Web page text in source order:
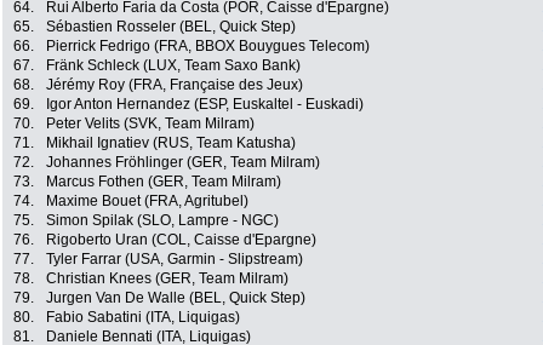
64.
Rui Alberto Faria da Costa (POR, Caisse d'Epargne)
65.
Sébastien Rosseler (BEL, Quick Step)
66.
Pierrick Fedrigo (FRA, BBOX Bouygues Telecom)
67.
Fränk Schleck (LUX, Team Saxo Bank)
68.
Jérémy Roy (FRA, Française des Jeux)
69.
Igor Anton Hernandez (ESP, Euskaltel - Euskadi)
70.
Peter Velits (SVK, Team Milram)
71.
Mikhail Ignatiev (RUS, Team Katusha)
72.
Johannes Fröhlinger (GER, Team Milram)
73.
Marcus Fothen (GER, Team Milram)
74.
Maxime Bouet (FRA, Agritubel)
75.
Simon Spilak (SLO, Lampre - NGC)
76.
Rigoberto Uran (COL, Caisse d'Epargne)
77.
Tyler Farrar (USA, Garmin - Slipstream)
78.
Christian Knees (GER, Team Milram)
79.
Jurgen Van De Walle (BEL, Quick Step)
80.
Fabio Sabatini (ITA, Liquigas)
81.
Daniele Bennati (ITA, Liquigas)